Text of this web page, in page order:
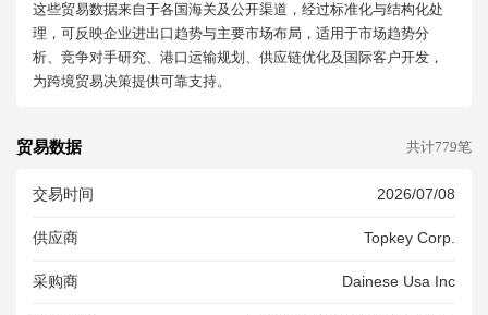
这些贸易数据来自于各国海关及公开渠道，经过标准化与结构化处
理，可反映企业进出口趋势与主要市场布局，适用于市场趋势分
析、竞争对手研究、港口运输规划、供应链优化及国际客户开发，
为跨境贸易决策提供可靠支持。
贸易数据 共计779笔
交易时间 2026/07/08
供应商 Topkey Corp.
采购商 Dainese Usa Inc